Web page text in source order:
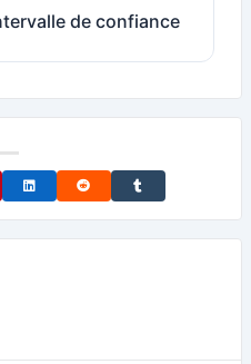
de confiance
on Pinterest
Share on LinkedIn
Share on RedditShare on Tumblr